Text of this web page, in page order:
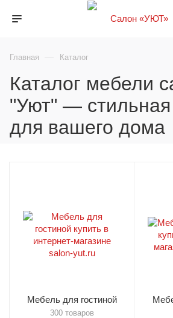
Главная — Каталог
Каталог мебели
"Уют" —
для вашего дома
Мебель для гостиной
300 товаров